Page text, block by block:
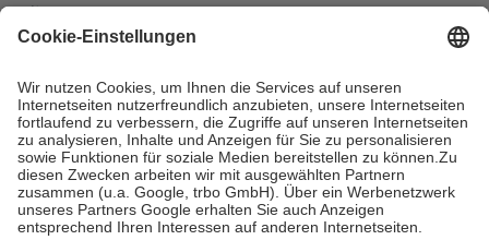
mit.
Grundsätzlich leisten Mitglieder Zuzahlungen in Höhe von zehn
höchstens zehn Euro.
Es sind jedoch nie mehr als die tatsächlichen
Kosten der Leistung zu entrichten.
Diese Regeln gelten grundsätzlich auch für Online-Apotheken.
Bei Heilmitteln und häuslicher Krankenpflege beträgt die
Zuzahlung zehn Prozent der Kosten sowie zehn Euro je
Verordnung.
Um das Engagement der Versicherten für ihre eigene Gesundheit zu
stärken und die besondere Stellung der Familie zu unterstützen,